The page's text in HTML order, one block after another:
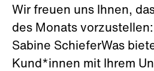
Wir freuen uns Ihnen,
des Monats
Sabine SchieferWas
Kund*innen mit Ihrem